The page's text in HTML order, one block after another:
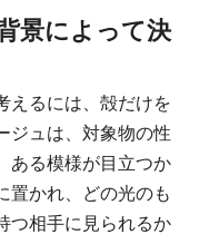
景によって決
えるには、殻だけを
ジュは、対象物の性
ある模様が目立つか
置かれ、どの光のも
つ相手に見られるか